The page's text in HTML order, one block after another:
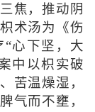
焦，推动阴
术汤为《伤
心下坚，大
中以枳实破
苦温燥湿，
气而不壅，